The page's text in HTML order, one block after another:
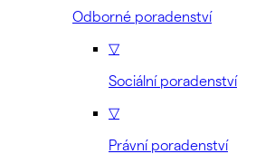
Odborné poradenství
▽
Sociální poradenství
▽
Právní poradenství